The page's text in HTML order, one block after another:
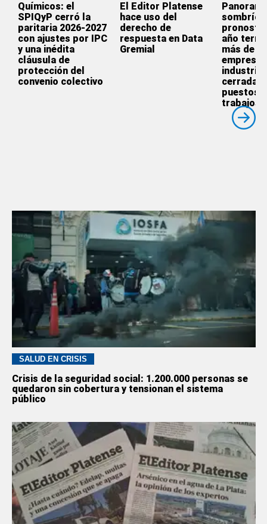
Químicos: el
SPIQyP cerró la
paritaria 2026-2027
con ajustes por IPC
y una inédita
cláusula de
protección del
convenio colectivo
El Editor Platense
hace uso del
derecho de
respuesta en Data
Gremial
sombrío:
año
más de
empresas
cerradas
puestos
trabajos
SALUD EN CRISIS
Crisis de la seguridad social: 1.200.000 personas se
quedaron sin cobertura y tensionan el sistema
público